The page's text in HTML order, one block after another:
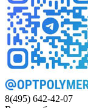
8(495) 642-42-07